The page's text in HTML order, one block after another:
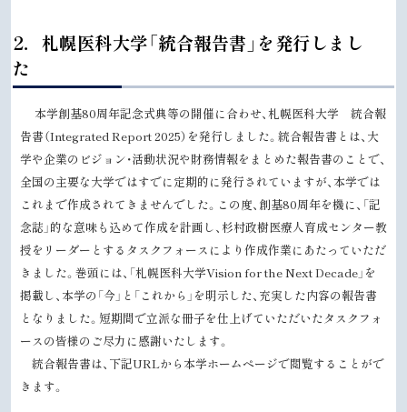
ト
ッ
プ
る
2．札幌医科大学「統合報告書」を発行しまし
た
本学創基80周年記念式典等の開催に合わせ、札幌医科大学 統合報
告書（Integrated Report 2025）を発行しました。統合報告書とは、大
学や企業のビジョン・活動状況や財務情報をまとめた報告書のことで、
全国の主要な大学ではすでに定期的に発行されていますが、本学では
これまで作成されてきませんでした。この度、創基80周年を機に、「記
念誌」的な意味も込めて作成を計画し、杉村政樹医療人育成センター教
授をリーダーとするタスクフォースにより作成作業にあたっていただ
きました。巻頭には、「札幌医科大学Vision for the Next Decade」を
掲載し、本学の「今」と「これから」を明示した、充実した内容の報告書
となりました。短期間で立派な冊子を仕上げていただいたタスクフォ
ースの皆様のご尽力に感謝いたします。
統合報告書は、下記URLから本学ホームページで閲覧することがで
きます。